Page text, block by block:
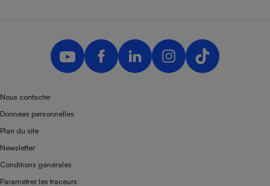
Nous contacter
Données personnelles
Plan du site
Newsletter
Conditions générales
Paramétrer les traceurs